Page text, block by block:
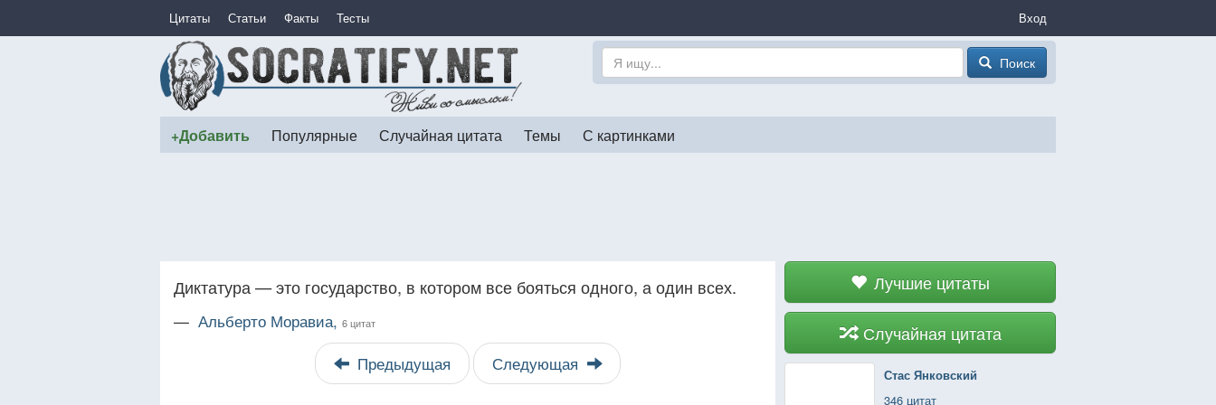
Цитаты Статьи Факты Тесты Вход
Поиск
+Добавить Популярные Случайная цитата Темы С картинками
Лучшие цитаты
Случайная цитата
Стас Янковский
346 цитат
Диктатура — это государство, в котором все бояться одного, а один всех.
— Альберто Моравиа, 6 цитат
Предыдущая Следующая